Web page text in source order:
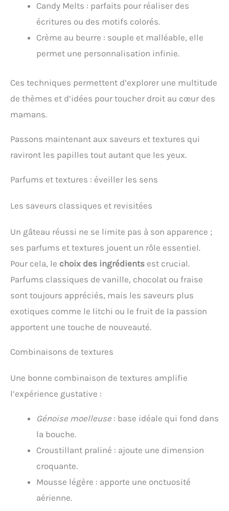
Candy Melts : parfaits pour réaliser des
écritures ou des motifs colorés.
Crème au beurre : souple et malléable, elle
permet une personnalisation infinie.
Ces techniques permettent d’explorer une multitude
de thèmes et d’idées pour toucher droit au cœur des
mamans.
Passons maintenant aux saveurs et textures qui
raviront les papilles tout autant que les yeux.
Parfums et textures : éveiller les sens
Les saveurs classiques et revisitées
Un gâteau réussi ne se limite pas à son apparence ;
ses parfums et textures jouent un rôle essentiel.
Pour cela, le choix des ingrédients est crucial.
Parfums classiques de vanille, chocolat ou fraise
sont toujours appréciés, mais les saveurs plus
exotiques comme le litchi ou le fruit de la passion
apportent une touche de nouveauté.
Combinaisons de textures
Une bonne combinaison de textures amplifie
l’expérience gustative :
Génoise moelleuse : base idéale qui fond dans
la bouche.
Croustillant praliné : ajoute une dimension
croquante.
Mousse légère : apporte une onctuosité
aérienne.